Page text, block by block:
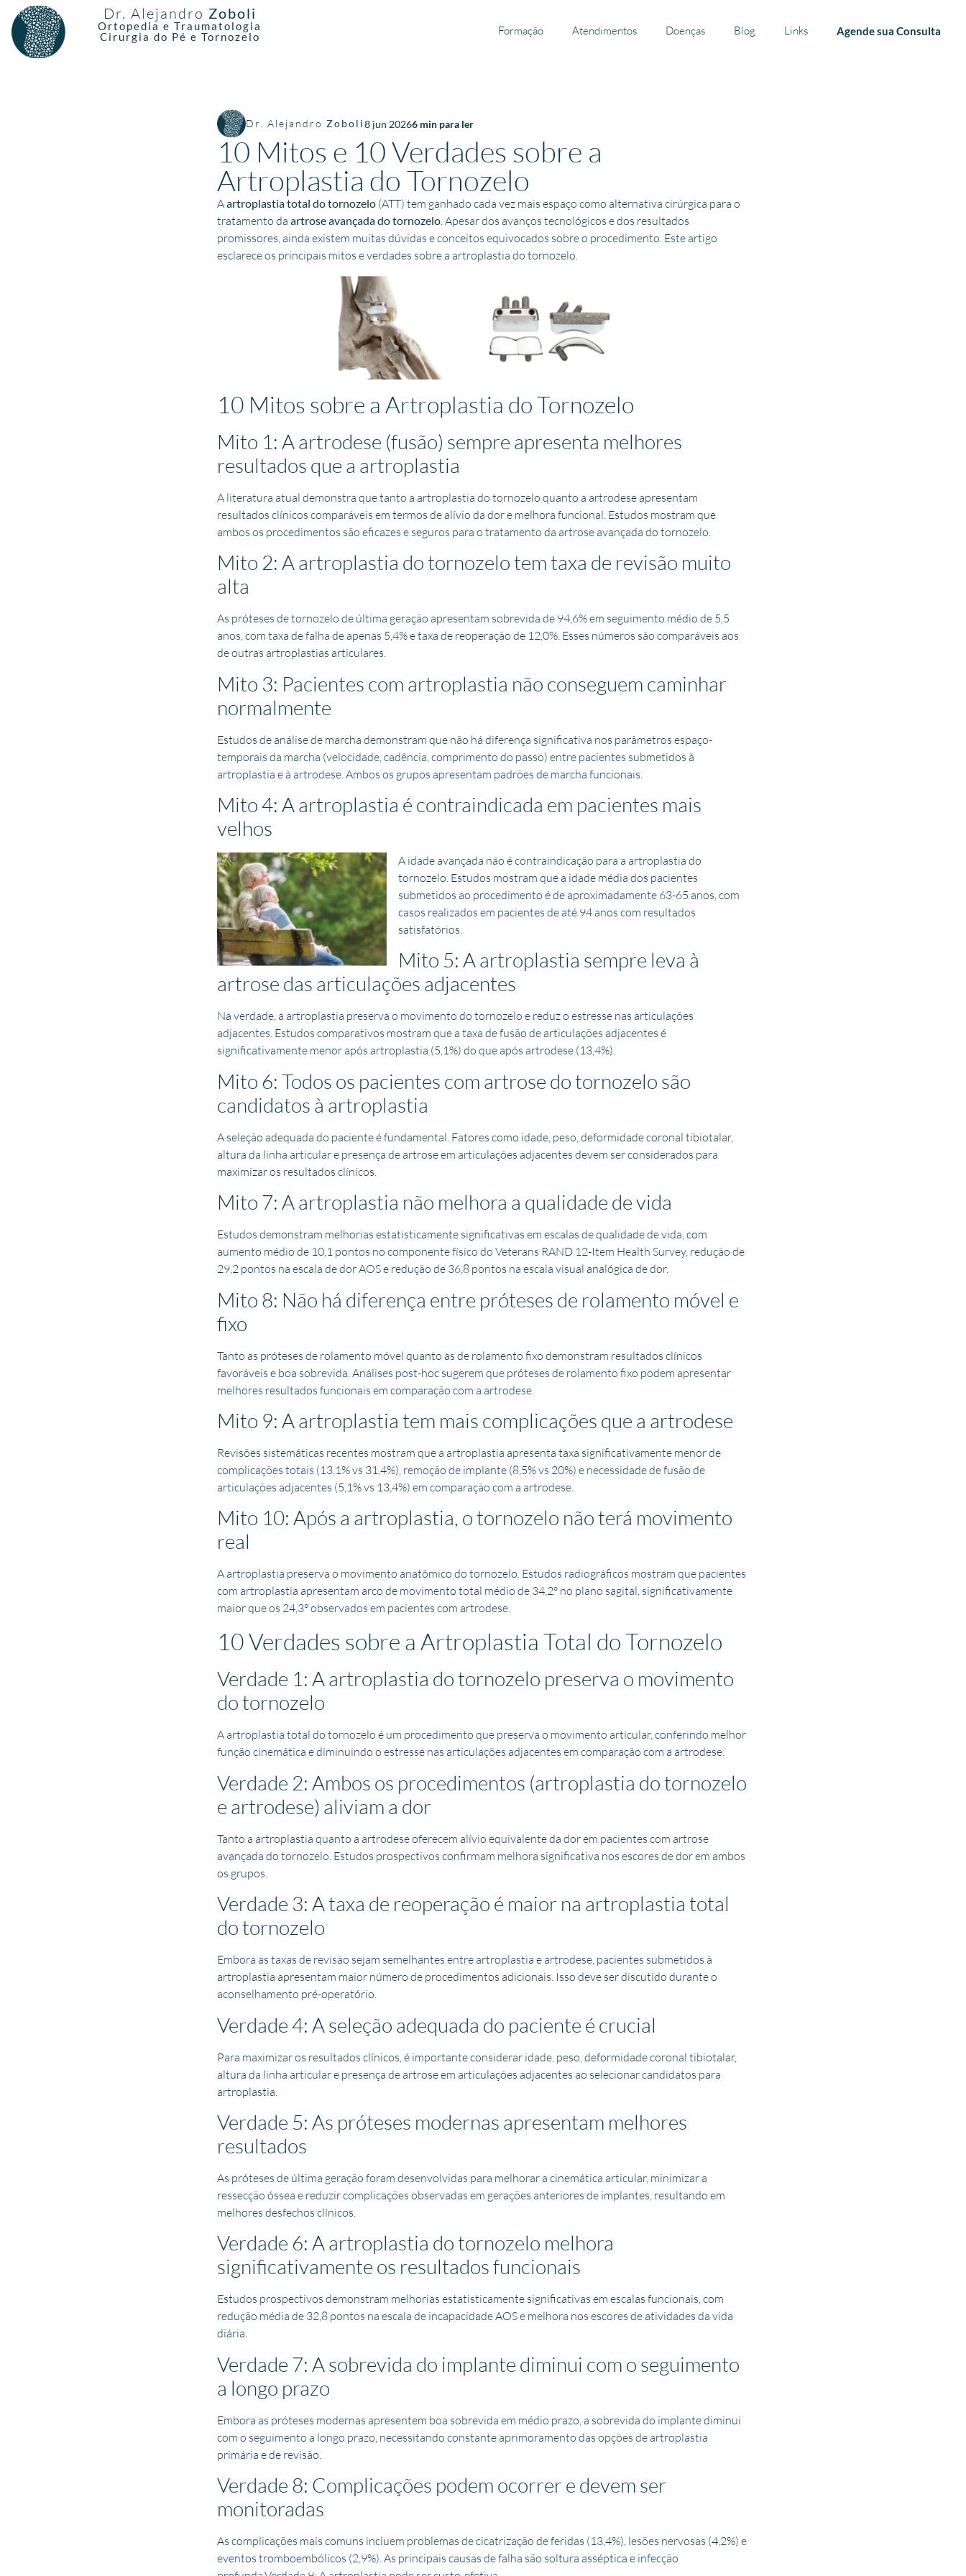
Dr. Alejandro Zoboli
Ortopedia e Traumatologia
Cirurgia do Pé e Tornozelo
Formação Atendimentos Doenças Blog Links Agende sua Consulta
Dr. Alejandro Zoboli8 jun 20266 min para ler
10 Mitos e 10 Verdades sobre a
Artroplastia do Tornozelo
Aartroplastia total do tornozelo (ATT) tem ganhado cada vez mais espaço como alternativa cirúrgica para o
tratamento da artrose avançada do tornozelo. Apesar dos avanços tecnológicos e dos resultados
promissores, ainda existem muitas dúvidas e conceitos equivocados sobre o procedimento. Este artigo
esclarece os principais mitos e verdades sobre a artroplastia do tornozelo.
10 Mitos sobre a Artroplastia do Tornozelo
Mito 1: A artrodese (fusão) sempre apresenta melhores
resultados que a artroplastia
A literatura atual demonstra que tanto a artroplastia do tornozelo quanto a artrodese apresentam
resultados clínicos comparáveis em termos de alívio da dor e melhora funcional. Estudos mostram que
ambos os procedimentos são eficazes e seguros para o tratamento da artrose avançada do tornozelo.
Mito 2: A artroplastia do tornozelo tem taxa de revisão muito
alta
As próteses de tornozelo de última geração apresentam sobrevida de 94,6% em seguimento médio de 5,5
anos, com taxa de falha de apenas 5,4% e taxa de reoperação de 12,0%. Esses números são comparáveis aos
de outras artroplastias articulares.
Mito 3: Pacientes com artroplastia não conseguem caminhar
normalmente
Estudos de análise de marcha demonstram que não há diferença significativa nos parâmetros espaço-
temporais da marcha (velocidade, cadência, comprimento do passo) entre pacientes submetidos à
artroplastia e à artrodese. Ambos os grupos apresentam padrões de marcha funcionais.
Mito 4: A artroplastia é contraindicada em pacientes mais
velhos
A idade avançada não é contraindicação para a artroplastia do
tornozelo. Estudos mostram que a idade média dos pacientes
submetidos ao procedimento é de aproximadamente 63-65 anos, com
casos realizados em pacientes de até 94 anos com resultados
satisfatórios.
Mito 5: A artroplastia sempre leva à
artrose das articulações adjacentes
Na verdade, a artroplastia preserva o movimento do tornozelo e reduz o estresse nas articulações
adjacentes. Estudos comparativos mostram que a taxa de fusão de articulações adjacentes é
significativamente menor após artroplastia (5,1%) do que após artrodese (13,4%).
Mito 6: Todos os pacientes com artrose do tornozelo são
candidatos à artroplastia
A seleção adequada do paciente é fundamental. Fatores como idade, peso, deformidade coronal tibiotalar,
altura da linha articular e presença de artrose em articulações adjacentes devem ser considerados para
maximizar os resultados clínicos.
Mito 7: A artroplastia não melhora a qualidade de vida
Estudos demonstram melhorias estatisticamente significativas em escalas de qualidade de vida, com
aumento médio de 10,1 pontos no componente físico do Veterans RAND 12-Item Health Survey, redução de
29,2 pontos na escala de dor AOS e redução de 36,8 pontos na escala visual analógica de dor.
Mito 8: Não há diferença entre próteses de rolamento móvel e
fixo
Tanto as próteses de rolamento móvel quanto as de rolamento fixo demonstram resultados clínicos
favoráveis e boa sobrevida. Análises post-hoc sugerem que próteses de rolamento fixo podem apresentar
melhores resultados funcionais em comparação com a artrodese.
Mito 9: A artroplastia tem mais complicações que a artrodese
Revisões sistemáticas recentes mostram que a artroplastia apresenta taxa significativamente menor de
complicações totais (13,1% vs 31,4%), remoção de implante (8,5% vs 20%) e necessidade de fusão de
articulações adjacentes (5,1% vs 13,4%) em comparação com a artrodese.
Mito 10: Após a artroplastia, o tornozelo não terá movimento
real
A artroplastia preserva o movimento anatômico do tornozelo. Estudos radiográficos mostram que pacientes
com artroplastia apresentam arco de movimento total médio de 34,2° no plano sagital, significativamente
maior que os 24,3° observados em pacientes com artrodese.
10 Verdades sobre a Artroplastia Total do Tornozelo
Verdade 1: A artroplastia do tornozelo preserva o movimento
do tornozelo
A artroplastia total do tornozelo é um procedimento que preserva o movimento articular, conferindo melhor
função cinemática e diminuindo o estresse nas articulações adjacentes em comparação com a artrodese.
Verdade 2: Ambos os procedimentos (artroplastia do tornozelo
e artrodese) aliviam a dor
Tanto a artroplastia quanto a artrodese oferecem alívio equivalente da dor em pacientes com artrose
avançada do tornozelo. Estudos prospectivos confirmam melhora significativa nos escores de dor em ambos
os grupos.
Verdade 3: A taxa de reoperação é maior na artroplastia total
do tornozelo
Embora as taxas de revisão sejam semelhantes entre artroplastia e artrodese, pacientes submetidos à
artroplastia apresentam maior número de procedimentos adicionais. Isso deve ser discutido durante o
aconselhamento pré-operatório.
Verdade 4: A seleção adequada do paciente é crucial
Para maximizar os resultados clínicos, é importante considerar idade, peso, deformidade coronal tibiotalar,
altura da linha articular e presença de artrose em articulações adjacentes ao selecionar candidatos para
artroplastia.
Verdade 5: As próteses modernas apresentam melhores
resultados
As próteses de última geração foram desenvolvidas para melhorar a cinemática articular, minimizar a
ressecção óssea e reduzir complicações observadas em gerações anteriores de implantes, resultando em
melhores desfechos clínicos.
Verdade 6: A artroplastia do tornozelo melhora
significativamente os resultados funcionais
Estudos prospectivos demonstram melhorias estatisticamente significativas em escalas funcionais, com
redução média de 32,8 pontos na escala de incapacidade AOS e melhora nos escores de atividades da vida
diária.
Verdade 7: A sobrevida do implante diminui com o seguimento
a longo prazo
Embora as próteses modernas apresentem boa sobrevida em médio prazo, a sobrevida do implante diminui
com o seguimento a longo prazo, necessitando constante aprimoramento das opções de artroplastia
primária e de revisão.
Verdade 8: Complicações podem ocorrer e devem ser
monitoradas
As complicações mais comuns incluem problemas de cicatrização de feridas (13,4%), lesões nervosas (4,2%) e
eventos tromboembólicos (2,9%). As principais causas de falha são soltura asséptica e infecção